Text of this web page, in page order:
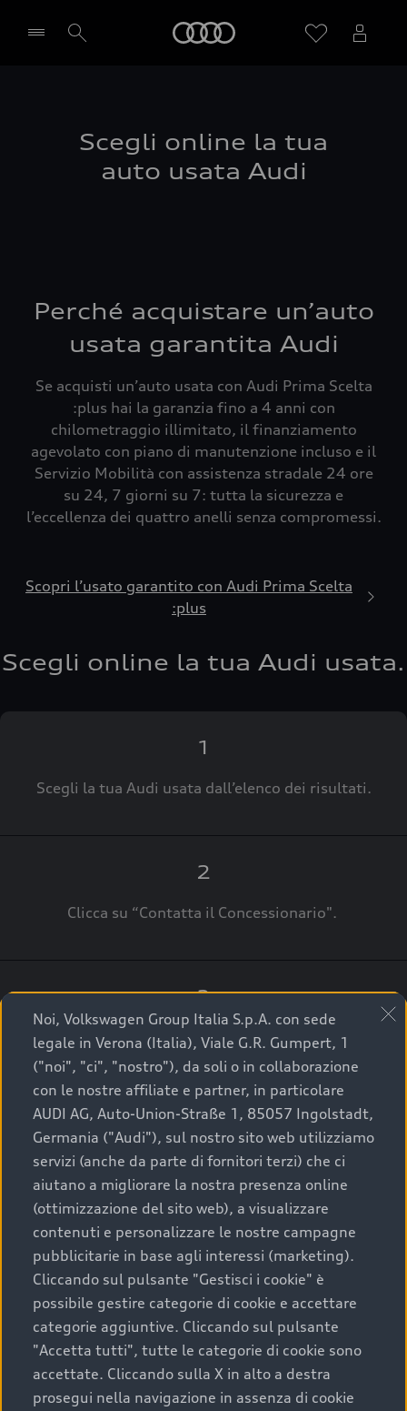
Noi, Volkswagen Group Italia S.p.A. con sede
legale in Verona (Italia), Viale G.R. Gumpert, 1
("noi", "ci", "nostro"), da soli o in collaborazione
con le nostre affiliate e partner, in particolare
AUDI AG, Auto-Union-Straße 1, 85057 Ingolstadt,
Germania ("Audi"), sul nostro sito web utilizziamo
servizi (anche da parte di fornitori terzi) che ci
aiutano a migliorare la nostra presenza online
(ottimizzazione del sito web), a visualizzare
contenuti e personalizzare le nostre campagne
pubblicitarie in base agli interessi (marketing).
Cliccando sul pulsante "Gestisci i cookie" è
possibile gestire categorie di cookie e accettare
categorie aggiuntive. Cliccando sul pulsante
"Accetta tutti", tutte le categorie di cookie sono
accettate. Cliccando sulla X in alto a destra
prosegui nella navigazione in assenza di cookie
Scegli online la tua
auto usata Audi
Perché acquistare un’auto
usata garantita Audi
Se acquisti un’auto usata con Audi Prima Scelta
:plus hai la garanzia fino a 4 anni con
chilometraggio illimitato, il finanziamento
agevolato con piano di manutenzione incluso e il
Servizio Mobilità con assistenza stradale 24 ore
su 24, 7 giorni su 7: tutta la sicurezza e
l’eccellenza dei quattro anelli senza compromessi.
Scopri l’usato garantito con Audi Prima Scelta
:plus
Scegli online la tua Audi usata.
1
Scegli la tua Audi usata dall’elenco dei risultati.
2
Clicca su “Contatta il Concessionario".
3
A breve verrai ricontattato dal Customer Care
Audi Center o direttamente dal Concessionario
che ti supporterà per finalizzare la tua richiesta.
La qualità di acquistare
un’auto usata Audi
Scegliere un’auto usata è una decisione che coniuga
convenienza, affidabilità e sostenibilità. Per fare un
acquisto sicuro, è essenziale considerare aspetti
determinanti come la garanzia inclusa e l’affidabilità del
marchio. Audi offre l’auto usata perfetta tramite Audi
Prima Scelta :plus